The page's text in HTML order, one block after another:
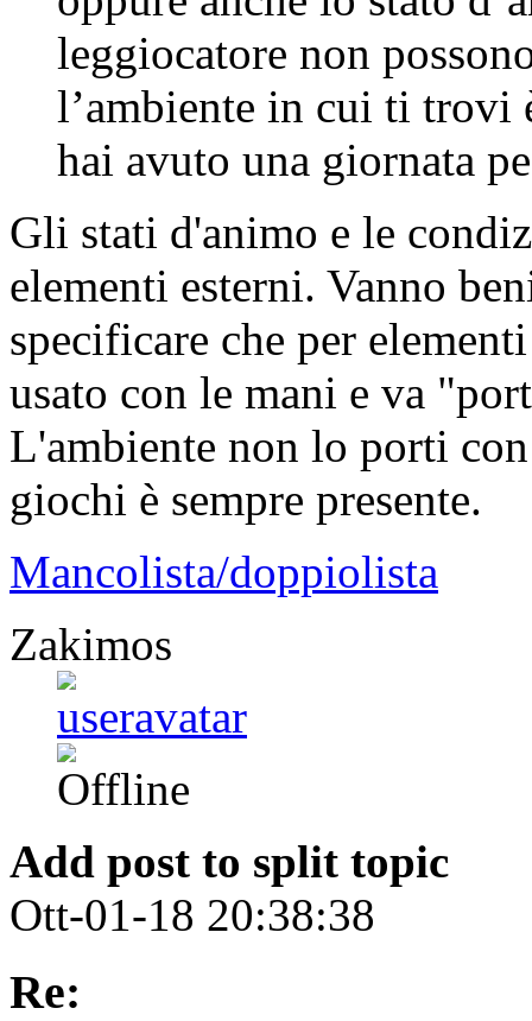
leggiocatore non
l’ambiente in cui ti trovi
hai avuto una giornata
Gli stati d'animo e le
elementi esterni. Vanno
specificare che per
usato con le mani e va
L'ambiente non lo porti
giochi è sempre presente.
Mancolista/doppiolista
Zakimos
Add post to split topic
Ott-01-18 20:38:38
Re: